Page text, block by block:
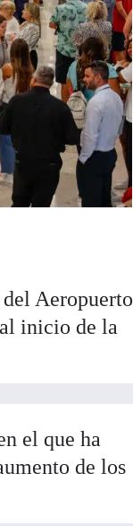
Aeropuerto
inicio de la
el que ha
de los